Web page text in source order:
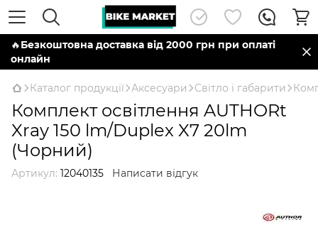
🔥Безкоштовна доставка від 2000 грн при оплаті
онлайн
Каталог продукції Аксесуари Світло і габарити
Комплект освітлення AUTHORt
Xray 150 lm/Duplex X7 20lm
(Чорний)
Артикул: 12040135 Написати відгук